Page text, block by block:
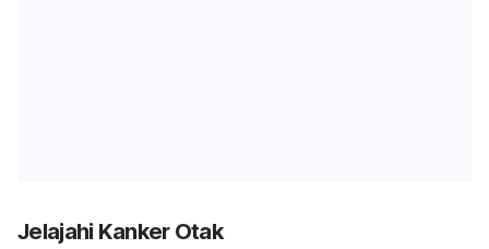
Jelajahi Kanker Otak